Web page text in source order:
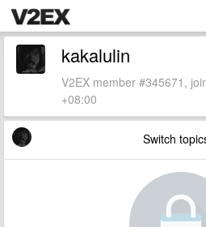
kakalulin
V2EX member #345671,
+08:00
Switch